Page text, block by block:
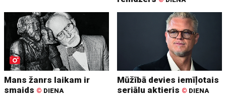
Mans žanrs laikam ir
smaids © DIENA
Mūžībā devies iemīļotais
seriālu aktieris © DIENA